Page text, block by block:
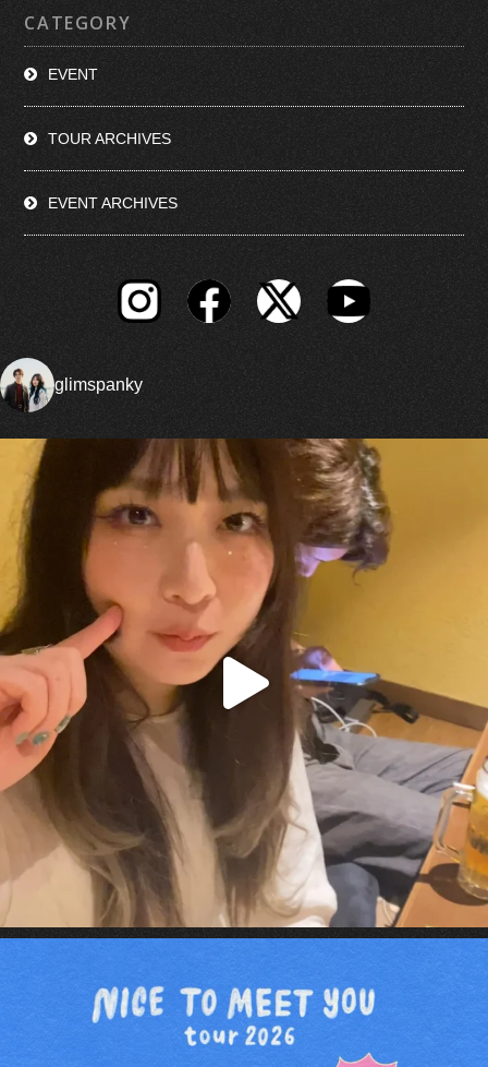
CATEGORY
EVENT
TOUR ARCHIVES
EVENT ARCHIVES
glimspanky